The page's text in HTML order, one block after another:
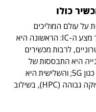
כולו
על עולם המוליכים
למחצה, המארזים המתקדמים, ומזעור מצע ה-IC: הראשונה היא
לרבות מכשירים
היא התבססות של
טכנולוגיות תקשורת מתקדמות בעולם כגון 5G; והשלישית היא
הדרישה הצומחת למחשוב-על עם תפוקה גבוהה (HPC), בשילוב